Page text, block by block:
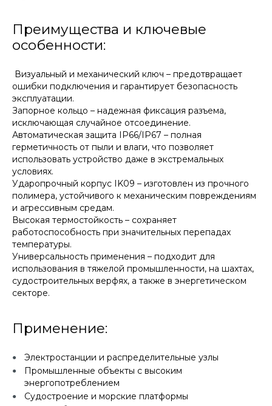
Преимущества и ключевые
особенности:
Визуальный и механический ключ – предотвращает
ошибки подключения и гарантирует безопасность
эксплуатации.
Запорное кольцо – надежная фиксация разъема,
исключающая случайное отсоединение.
Автоматическая защита IP66/IP67 – полная
герметичность от пыли и влаги, что позволяет
использовать устройство даже в экстремальных
условиях.
Ударопрочный корпус IK09 – изготовлен из прочного
полимера, устойчивого к механическим повреждениям
и агрессивным средам.
Высокая термостойкость – сохраняет
работоспособность при значительных перепадах
температуры.
Универсальность применения – подходит для
использования в тяжелой промышленности, на шахтах,
судостроительных верфях, а также в энергетическом
секторе.
Применение:
Электростанции и распределительные узлы
Промышленные объекты с высоким
энергопотреблением
Судостроение и морские платформы